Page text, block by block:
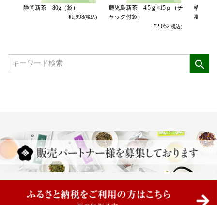
静岡新茶 80g（袋）
¥1,998(税込)
鹿児島新茶 4.5ｇ×15ｐ（チ
ャック付袋）
¥2,052(税込)
椿乃舞
期限